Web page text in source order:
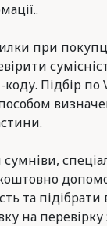
при
Підбір по
та
на